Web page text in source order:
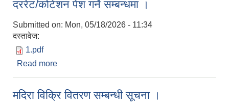
दररेट/कोटेशन पेश गर्ने सम्बन्धमा ।
Submitted on: Mon, 05/18/2026 - 11:34
दस्तावेज:
1.pdf
Read more
मदिरा विक्रि वितरण सम्बन्धी सूचना ।